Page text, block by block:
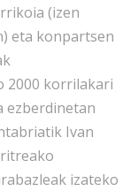
(izen
eta konpartsen
2000 korrilakari
ezberdinetan
Ivan
izateko